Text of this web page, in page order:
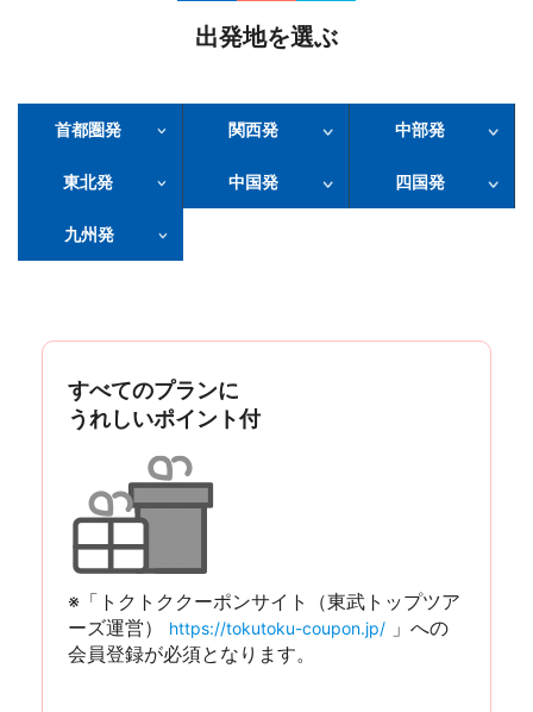
出発地を選ぶ
首都圏発 関西発 中部発
東北発 中国発 四国発
九州発
すべてのプランに
うれしいポイント付
※「トクトククーポンサイト（東武トップツア
ーズ運営）
https://tokutoku-coupon.jp/ 」への
会員登録が必須となります。